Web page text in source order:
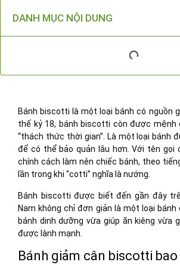
DANH MỤC NỘI DUNG
Bánh biscotti là một loại bánh có nguồn
thế kỷ 18, bánh biscotti còn được mệnh
“thách thức thời gian”. Là một loại bánh
để có thể bảo quản lâu hơn. Với tên gọi
chính cách làm nên chiếc bánh, theo
lần trong khi “cotti” nghĩa là nướng.
Bánh biscotti được biết đến gần đây
Nam không chỉ đơn giản là một loại bánh
bánh dinh dưỡng vừa giúp ăn kiêng vừa
được lành mạnh.
Bánh giảm cân biscotti